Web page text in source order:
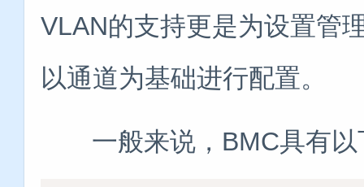
VLAN的支持更是为设置管
以通道为基础进行配置。
一般来说，BMC具有以